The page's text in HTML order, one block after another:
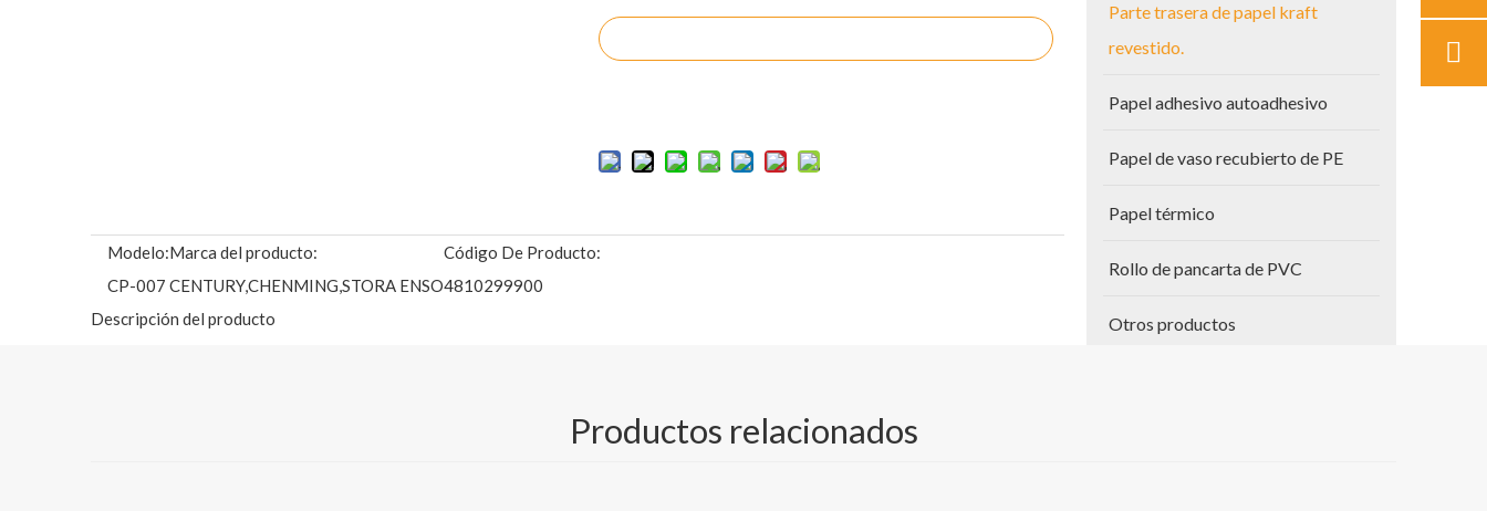
Modelo:
CP-007
Marca del producto:
CENTURY,CHENMING,STORA ENSO
Código De Producto:
4810299900
Descripción del producto
El cartón con reverso kraft revestido/GC4 tiene una amplia gama de aplicaciones, que incluyen la mayoría de las aplicaciones de
Parte trasera de papel kraft
revestido.
Papel adhesivo autoadhesivo
Papel de vaso recubierto de PE
Papel térmico
Rollo de pancarta de PVC
Otros productos
Productos relacionados